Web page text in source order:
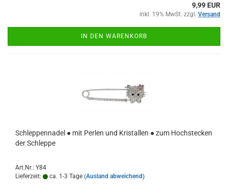
9,99 EUR
inkl. 19% MwSt. zzgl. Versand
IN DEN WARENKORB
Schleppennadel ● mit Perlen und Kristallen ● zum Hochstecken
der Schleppe
Art.Nr.: Y84
Lieferzeit:
ca. 1-3 Tage (Ausland abweichend)